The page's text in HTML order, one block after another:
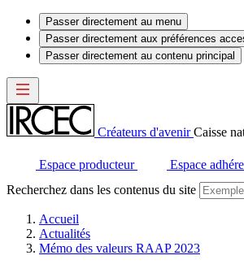
Passer directement au menu
Passer directement aux préférences
Passer directement au contenu principal
Créateurs d'avenir Caisse
Espace producteur
Espace
Recherchez dans les contenus du site
Accueil
Actualités
Mémo des valeurs RAAP 2023